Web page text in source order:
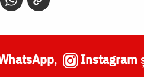
, Instagram